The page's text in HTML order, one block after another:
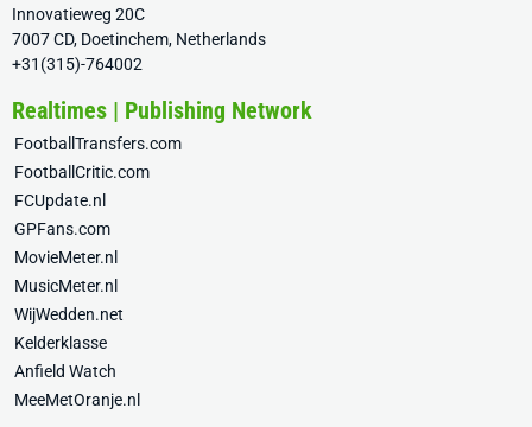
Innovatieweg 20C
7007 CD, Doetinchem, Netherlands
+31(315)-764002
Realtimes | Publishing Network
FootballTransfers.com
FootballCritic.com
FCUpdate.nl
GPFans.com
MovieMeter.nl
MusicMeter.nl
WijWedden.net
Kelderklasse
Anfield Watch
MeeMetOranje.nl